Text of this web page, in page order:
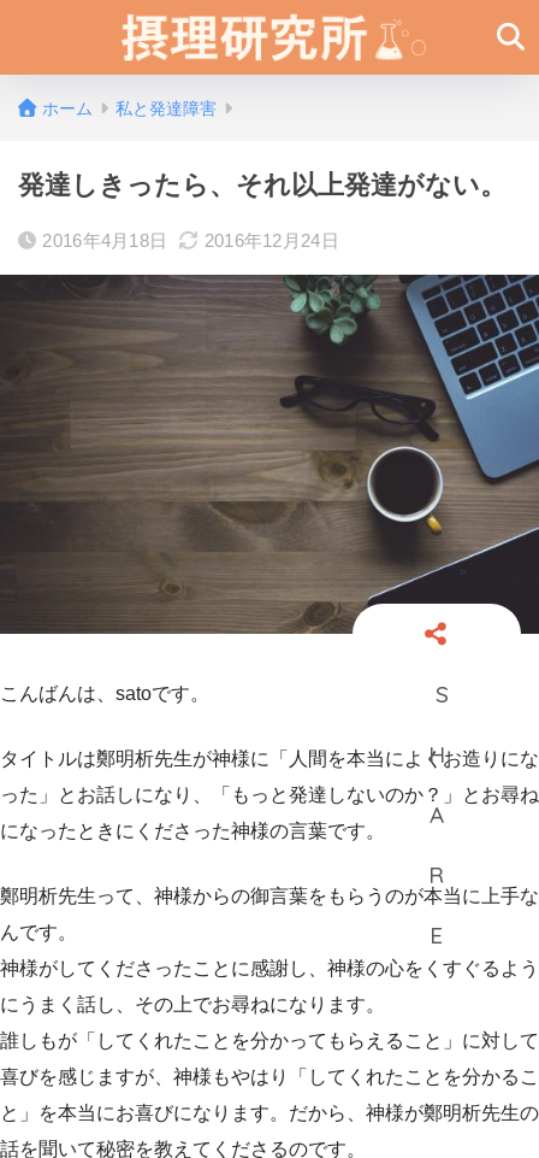
ホーム 私と発達障害
発達しきったら、それ以上発達がない。
2016年4月18日 2016年12月24日
こんばんは、satoです。
タイトルは鄭明析先生が神様に「人間を本当によくお造りにな
った」とお話しになり、「もっと発達しないのか？」とお尋ね
になったときにくださった神様の言葉です。
鄭明析先生って、神様からの御言葉をもらうのが本当に上手な
んです。
神様がしてくださったことに感謝し、神様の心をくすぐるよう
にうまく話し、その上でお尋ねになります。
誰しもが「してくれたことを分かってもらえること」に対して
喜びを感じますが、神様もやはり「してくれたことを分かるこ
と」を本当にお喜びになります。だから、神様が鄭明析先生の
話を聞いて秘密を教えてくださるのです。